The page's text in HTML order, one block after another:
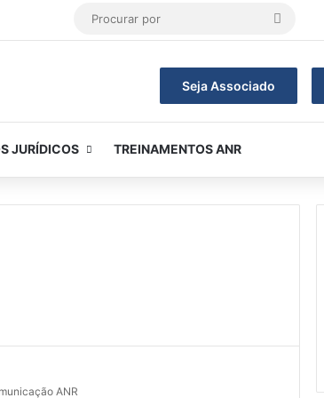
Seja Associado
JURÍDICOS TREINAMENTOS ANR
ANR